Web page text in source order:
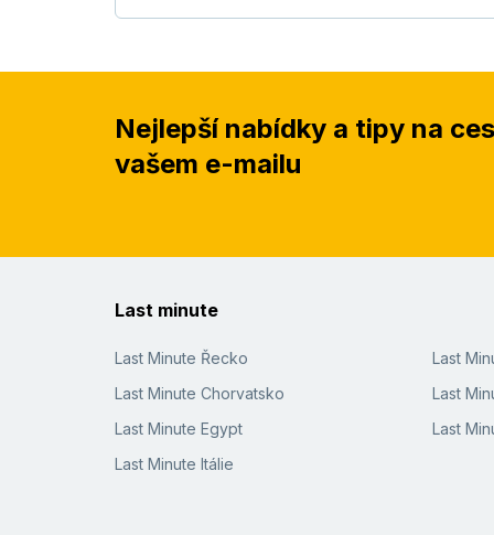
Nejlepší nabídky a tipy na
vašem e-mailu
Last minute
Last Minute Řecko
Last Minute Chorvatsko
Last Minute Egypt
Last Minute Itálie
Last
Last
Last